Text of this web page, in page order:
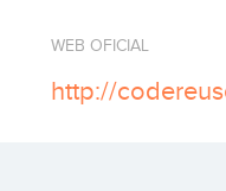
WEB OFICIAL
http://